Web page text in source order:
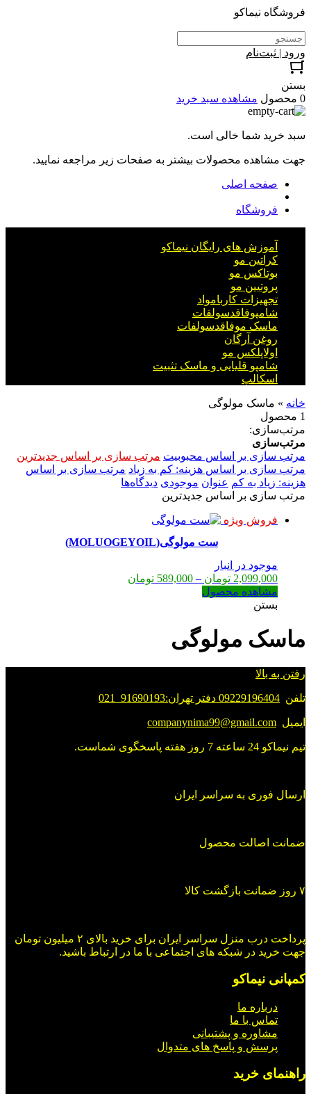
فروشگاه نیماکو
ورود | ثبت‌نام
بستن
0 محصول
مشاهده سبد خرید
سبد خرید شما خالی است.
جهت مشاهده محصولات بیشتر به صفحات زیر مراجعه نمایید.
صفحه اصلی
فروشگاه
آموزش های رایگان نیماکو
کراتین مو
بوتاکس مو
پروتیین مو
تجهیزات کاربامواد
شامپوفاقدسولفات
ماسک موفاقدسولفات
روغن آرگان
اولاپلکس مو
شامپو قلیایی و ماسک تثبیت
اسکالپ
خانه » ماسک مولوگی
1 محصول
مرتب‌سازی:
مرتب‌سازی
مرتب سازی بر اساس محبوبیت مرتب سازی بر اساس جدیدترین
مرتب سازی بر اساس هزینه: کم به زیاد مرتب سازی بر اساس
هزینه: زیاد به کم عنوان موجودی دیدگاه‌ها
مرتب سازی بر اساس جدیدترین
فروش ویژه
ست مولوگی(MOLUOGEYOIL)
موجود در انبار
2,099,000 تومان –
589,000 تومان
مشاهده محصول
بستن
ماسک مولوگی
رفتن به بالا
تلفن 09229196404 دفتر تهران:91690193_021
ایمیل companynima99@gmail.com
تیم نیماکو 24 ساعته 7 روز هفته پاسخگوی شماست.
ارسال فوری به سراسر ایران
ضمانت اصالت محصول
۷ روز ضمانت بازگشت کالا
پرداخت درب منزل سراسر ایران برای خرید بالای ۲ میلیون تومان
جهت خرید در شبکه های اجتماعی با ما در ارتباط باشید.
کمپانی نیماکو
درباره ما
تماس با ما
مشاوره و پشتیبانی
پرسش و پاسخ های متدوال
راهنمای خرید